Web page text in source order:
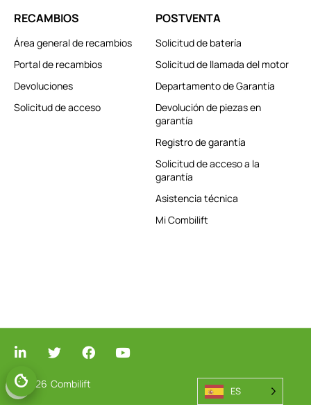
RECAMBIOS
Área general de recambios
Portal de recambios
Devoluciones
Solicitud de acceso
POSTVENTA
Solicitud de batería
Solicitud de llamada del motor
Departamento de Garantía
Devolución de piezas en
garantía
Registro de garantía
Solicitud de acceso a la
garantía
Asistencia técnica
Mi Combilift
© 2026 Combilift
ES